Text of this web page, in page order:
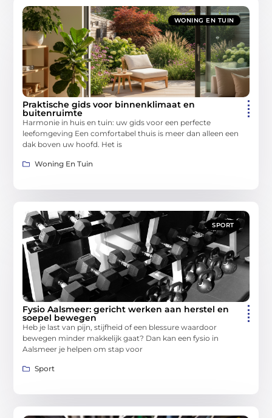
WONING EN TUIN
Praktische gids voor binnenklimaat en
buitenruimte
Harmonie in huis en tuin: uw gids voor een perfecte
leefomgeving Een comfortabel thuis is meer dan alleen een
dak boven uw hoofd. Het is
Woning En Tuin
SPORT
Fysio Aalsmeer: gericht werken aan herstel en
soepel bewegen
Heb je last van pijn, stijfheid of een blessure waardoor
bewegen minder makkelijk gaat? Dan kan een fysio in
Aalsmeer je helpen om stap voor
Sport